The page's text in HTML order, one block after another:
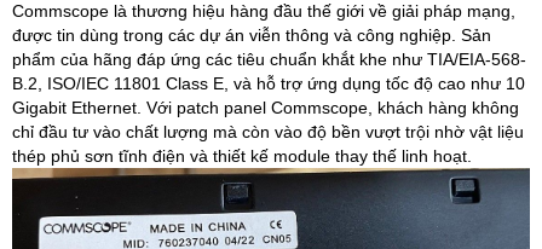
Commscope là thương hiệu hàng đầu thế giới về giải pháp mạng,
được tin dùng trong các dự án viễn thông và công nghiệp. Sản
phẩm của hãng đáp ứng các tiêu chuẩn khắt khe như TIA/EIA-568-
B.2, ISO/IEC 11801 Class E, và hỗ trợ ứng dụng tốc độ cao như 10
Gigabit Ethernet. Với patch panel Commscope, khách hàng không
chỉ đầu tư vào chất lượng mà còn vào độ bền vượt trội nhờ vật liệu
thép phủ sơn tĩnh điện và thiết kế module thay thế linh hoạt.